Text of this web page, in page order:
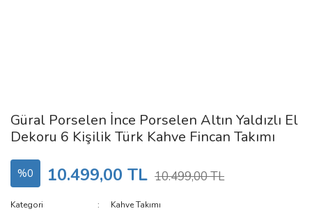
Güral Porselen İnce Porselen Altın Yaldızlı El
Dekoru 6 Kişilik Türk Kahve Fincan Takımı
%0 10.499,00 TL 10.499,00 TL
Kategori
Kahve Takımı